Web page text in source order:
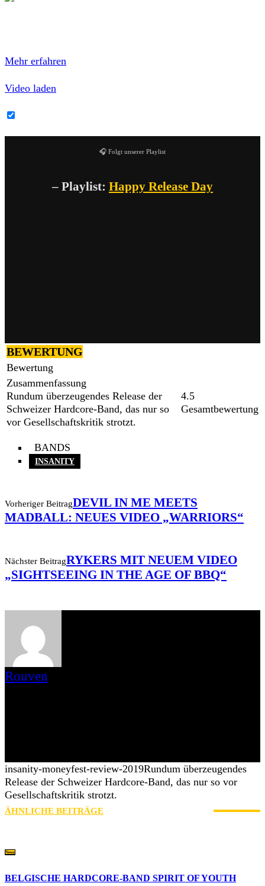
Mehr erfahren
Video laden
🎧 Folgt unserer Playlist
– Playlist: Happy Release Day
BEWERTUNG
Bewertung
Zusammenfassung
Rundum überzeugendes Release der
Schweizer Hardcore-Band, das nur so
vor Gesellschaftskritik strotzt.
4.5
Gesamtbewertung
BANDS
INSANITY
Vorheriger BeitragDEVIL IN ME MEETS
MADBALL: NEUES VIDEO „WARRIORS“
Nächster BeitragRYKERS MIT NEUEM VIDEO
„SIGHTSEEING IN THE AGE OF BBQ“
Rouven
insanity-moneyfest-review-2019Rundum überzeugendes
Release der Schweizer Hardcore-Band, das nur so vor
Gesellschaftskritik strotzt.
ÄHNLICHE BEITRÄGE
News
BELGISCHE HARDCORE-BAND SPIRIT OF YOUTH